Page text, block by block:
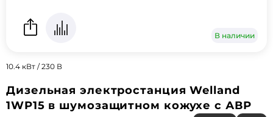
В наличии
10.4 кВт / 230 В
Дизельная электростанция Welland
1WP15 в шумозащитном кожухе с АВР